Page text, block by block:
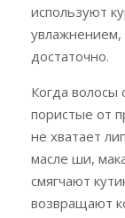
используют
увлажнением,
достаточно.
Когда волосы
пористые от
не хватает
масле ши,
смягчают
возвращают